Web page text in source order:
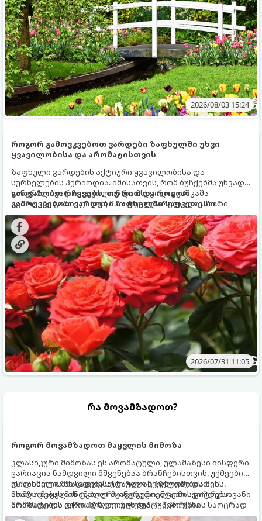
2026/08/03 15:24
როგორ გამოვკვებოთ ვარდები ზაფხულში უხვი
ყვავილობისა და არომატისთვის
ზაფხული ვარდების აქტიური ყვავილობისა და
სურნელების პერიოდია. იმისათვის, რომ ბუჩქებმა უხვად,
ხანგრძლივად იყვავილონ და მსხვილი, კაშკაშა
კვირტები გამოიტანონ, მათ რეგულარული და სწორი
გამოკვება სჭირდებათ. ზაფხულის პერიოდში მცენარის
მოთხოვნილებები იცვლება, ამიტომ მნიშვნელოვანია
ვიცოდეთ, რომელი სასუქები გამოიყენება ამ დროს.
გთავაზობთ რჩევებს, თუ რით და როგორ
გამოვკვებოთ ვარდები ზაფხულში საუკეთესო
შედეგის მისაღწევად:
2026/07/31 11:05
რა მოვამზადოთ?
როგორ მოვამზადოთ მაყვლის მიმოზა
კლასიკური მიმოზას ეს არომატული, ულამაზესი იისფერი
ვარიაცია ნამდვილი მშვენებაა ბრანჩებისთვის, უქმეების
დილისთვის ან სადღესასწაულო წვეულებებისთვის.
ახალი მაყვლის ტკბილ-მჟავე გემო, ლაიმის ციტრუსოვანი
არომატი და ცქრიალა ღვინის ბუშტუკები ქმნის საოცრად
დახვეწილ და მაგრილებელ კოქტეილს.
ეს სასმელი მზადდება სულ რაღაც 10 წუთში და მის
მომზადებას მინიმალური ინგრედიენტები სჭირდება.
მომზადების დრო: 10 წუთი ულუფა: 4–6 პორცია